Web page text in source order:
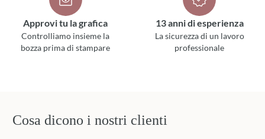
Approvi tu la grafica
Controlliamo insieme la
bozza prima di stampare
13 anni di esperienza
La sicurezza di un lavoro
professionale
Cosa dicono i nostri clienti